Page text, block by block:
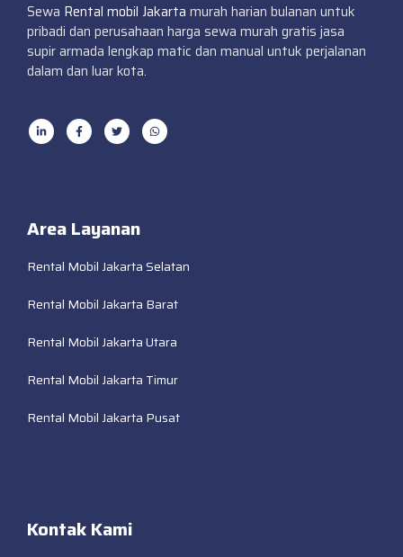
Sewa Rental mobil Jakarta murah harian bulanan untuk
pribadi dan perusahaan harga sewa murah gratis jasa
supir armada lengkap matic dan manual untuk perjalanan
dalam dan luar kota.
Area Layanan
Rental Mobil Jakarta Selatan
Rental Mobil Jakarta Barat
Rental Mobil Jakarta Utara
Rental Mobil Jakarta Timur
Rental Mobil Jakarta Pusat
Kontak Kami